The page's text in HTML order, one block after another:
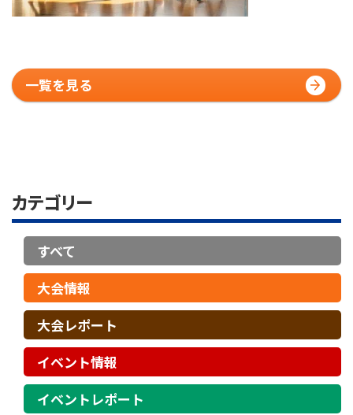
一覧を見る
カテゴリー
すべて
大会情報
大会レポート
イベント情報
イベントレポート